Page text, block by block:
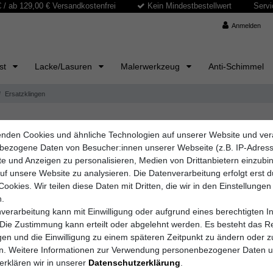
ab 129,00 € Versandkostenfrei Kein Mindestbestellwert
Anmelden
Lacke/Lasuren Malerwerkzeug Anti-Schimmel
Ersatzklingen
die für eine Vielzahl von Schneidewerkzeugen wie Cuttermesser
und saubere Schnitte bei verschiedenen Materialien erzielen
auf Ihre Werkzeuge abgestimmt sind.
Robustheit aus, sodass Sie eine zuverlässige Leistung auch bei
schnell in Ihre Werkzeuge einsetzen.
für Ihre professionellen Schneidaufgaben!
Cookies und ähnliche Technologien auf unserer Website und
Daten von Besucher:innen unserer Webseite (z.B. IP-
und Anzeigen zu personalisieren, Medien von Drittanbietern
unsere Website zu analysieren. Die Datenverarbeitung erfolgt erst
Wir teilen diese Daten mit Dritten, die wir in den Einstellungen
kann mit Einwilligung oder aufgrund eines berechtigten
Zustimmung kann erteilt oder abgelehnt werden. Es besteht das
und die Einwilligung zu einem späteren Zeitpunkt zu ändern oder
Weitere Informationen zur Verwendung personenbezogener Daten
wir in unserer Daten­schutz­erklärung